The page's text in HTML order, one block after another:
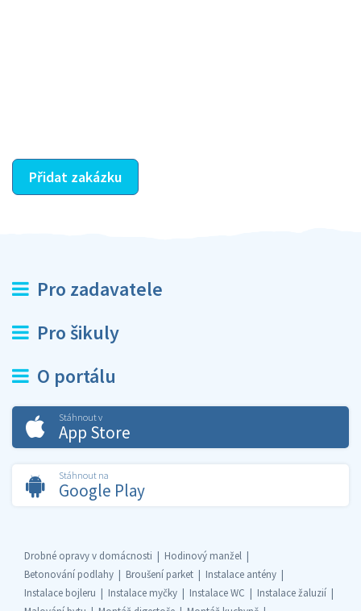
Přidat zakázku
Pro zadavatele
Pro šikuly
O portálu
Stáhnout v
App Store
Stáhnout na
Google Play
Drobné opravy v domácnosti
Hodinový manžel
Betonování podlahy
Broušení parket
Instalace antény
Instalace bojleru
Instalace myčky Instalace WC
Instalace žaluzií